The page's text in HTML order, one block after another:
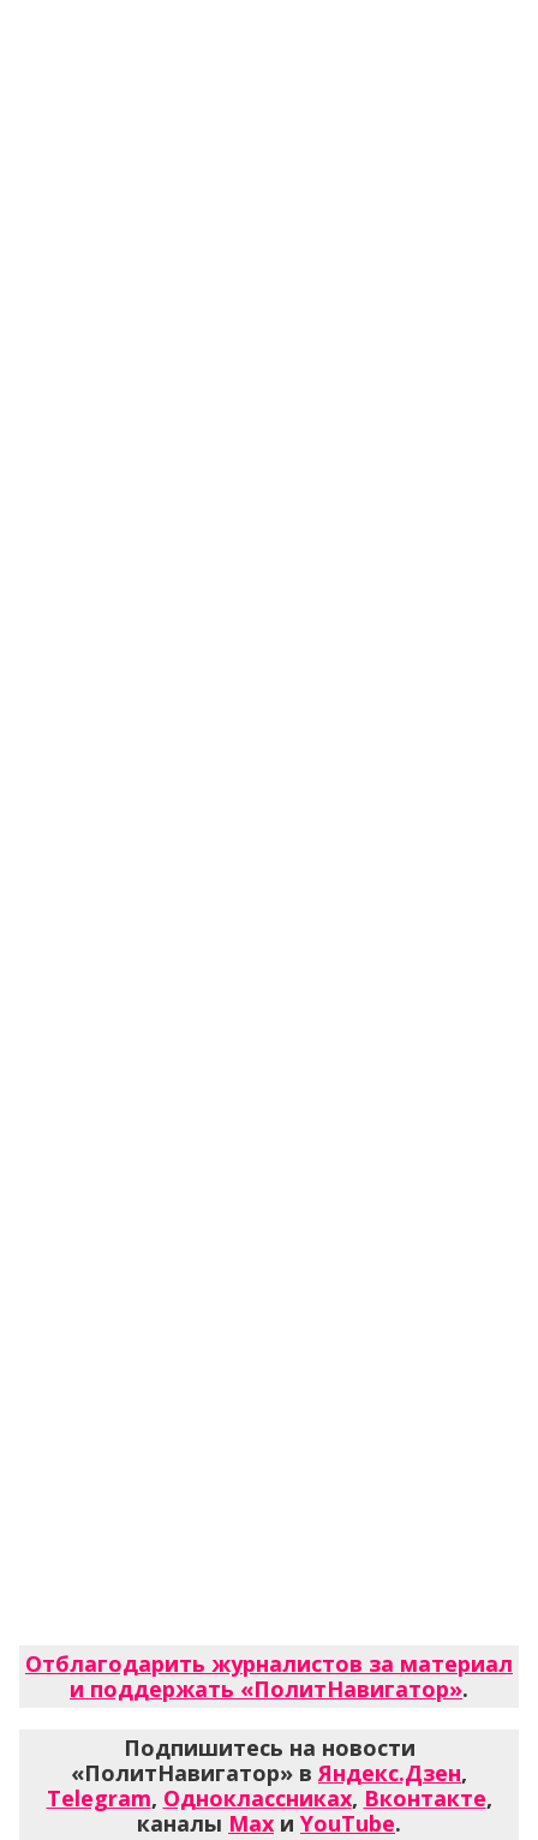
Отблагодарить журналистов за материал
и поддержать «ПолитНавигатор».
Подпишитесь на новости
«ПолитНавигатор» в Яндекс.Дзен,
Telegram, Одноклассниках, Вконтакте,
каналы Max и YouTube.